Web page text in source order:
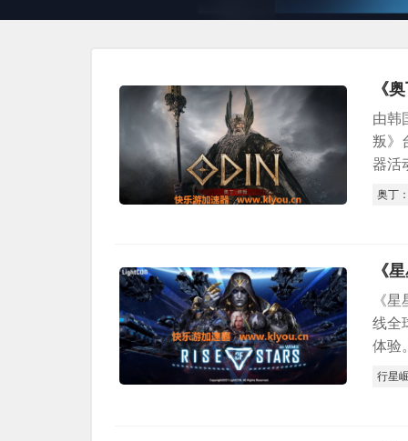
《
由韩
叛》
器活
奥丁
《
线全
体验
行星